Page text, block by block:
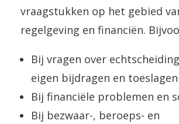
vraagstukken op het gebied
regelgeving en financiën.
Bij vragen over
eigen bijdragen en toeslagen
Bij financiële problemen en
Bij bezwaar-, beroeps- en